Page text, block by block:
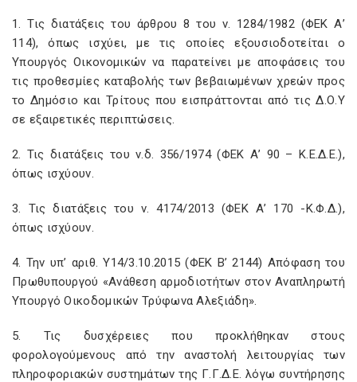
1. Τις διατάξεις του άρθρου 8 του ν. 1284/1982 (ΦΕΚ Α’
114), όπως ισχύει, με τις οποίες εξουσιοδοτείται ο
Υπουργός Οικονομικών να παρατείνει με αποφάσεις του
τις προθεσμίες καταβολής των βεβαιωμένων χρεών προς
το Δημόσιο και Τρίτους που εισπράττονται από τις Δ.Ο.Υ
σε εξαιρετικές περιπτώσεις.
2. Τις διατάξεις του ν.δ. 356/1974 (ΦΕΚ Α’ 90 – Κ.Ε.Δ.Ε.),
όπως ισχύουν.
3. Τις διατάξεις του ν. 4174/2013 (ΦΕΚ Α’ 170 -Κ.Φ.Δ.),
όπως ισχύουν.
4. Την υπ’ αριθ. Υ14/3.10.2015 (ΦΕΚ Β’ 2144) Απόφαση του
Πρωθυπουργού «Ανάθεση αρμοδιοτήτων στον Αναπληρωτή
Υπουργό Οικοδομικών Τρύφωνα Αλεξιάδη».
5. Τις δυσχέρειες που προκλήθηκαν στους
φορολογούμενους από την αναστολή λειτουργίας των
πληροφοριακών συστημάτων της Γ.Γ.Δ.Ε. λόγω συντήρησης